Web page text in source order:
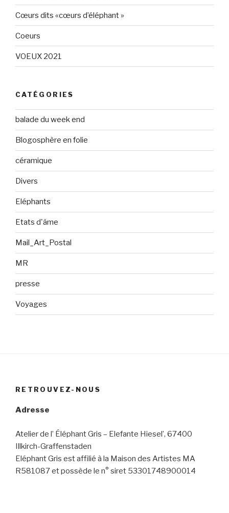
Cœurs dits «cœurs d’éléphant »
Coeurs
VOEUX 2021
CATÉGORIES
balade du week end
Blogosphère en folie
céramique
Divers
Eléphants
Etats d'âme
Mail_Art_Postal
MR
presse
Voyages
RETROUVEZ-NOUS
Adresse
Atelier de l’ Éléphant Gris – Elefante Hiesel’, 67400
Illkirch-Graffenstaden
Eléphant Gris est affilié à la Maison des Artistes MA
R581087 et possède le n° siret 53301748900014